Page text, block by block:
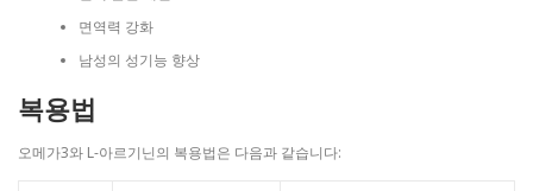
면역력 강화
남성의 성기능 향상
복용법
오메가3와 L-아르기닌의 복용법은 다음과 같습니다: